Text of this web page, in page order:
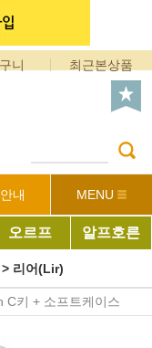
니 최근본상품
내 MENU
오르프 알프호른
> 리어(Lir)
C키 + 소프트케이스